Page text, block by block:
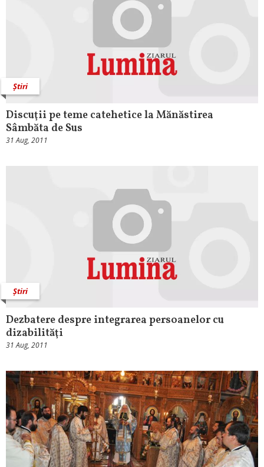
Știri
Discuţii pe teme catehetice la Mănăstirea
Sâmbăta de Sus
31 Aug, 2011
Știri
Dezbatere despre integrarea persoanelor cu
dizabilităţi
31 Aug, 2011